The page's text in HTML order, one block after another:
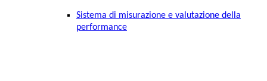
Sistema di misurazione e valutazione della
performance